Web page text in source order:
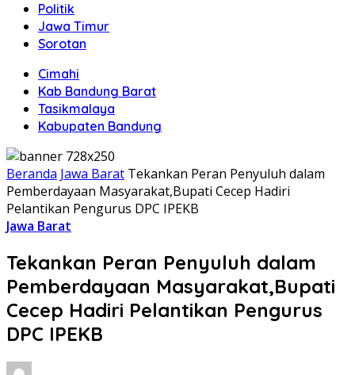
Politik
Jawa Timur
Sorotan
Cimahi
Kab Bandung Barat
Tasikmalaya
Kabupaten Bandung
Beranda Jawa Barat Tekankan Peran Penyuluh dalam
Pemberdayaan Masyarakat,Bupati Cecep Hadiri
Pelantikan Pengurus DPC IPEKB
Jawa Barat
Tekankan Peran Penyuluh dalam
Pemberdayaan Masyarakat,Bupati
Cecep Hadiri Pelantikan Pengurus
DPC IPEKB